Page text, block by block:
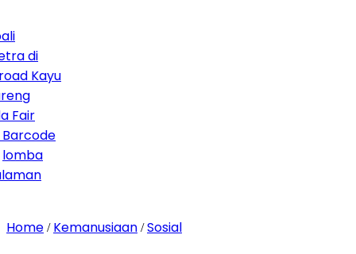
Home / Kemanusiaan /Sosial